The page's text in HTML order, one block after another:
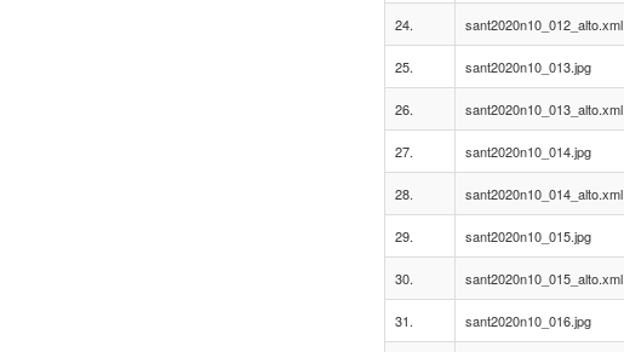
24. sant2020n10_012_alto.xml
25. sant2020n10_013.jpg
26. sant2020n10_013_alto.xml
27. sant2020n10_014.jpg
28. sant2020n10_014_alto.xml
29. sant2020n10_015.jpg
30. sant2020n10_015_alto.xml
31. sant2020n10_016.jpg